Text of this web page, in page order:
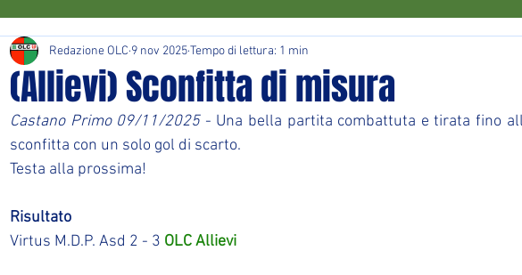
(Allievi) Sconfitta di misura
Redazione OLC 9 nov 2025Tempo di lettura: 1 min
Castano Primo 09/11/2025 - Una bella partita combattuta e tirata fino
sconfitta con un solo gol di scarto.
Testa alla prossima!
Risultato
Virtus M.D.P. Asd 2 - 3 OLC Allievi